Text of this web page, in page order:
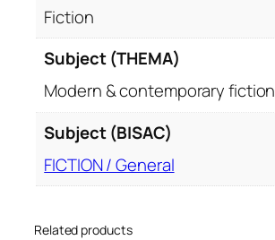
Fiction
Subject (THEMA)
Modern & contemporary fiction
Subject (BISAC)
FICTION / General
Related products